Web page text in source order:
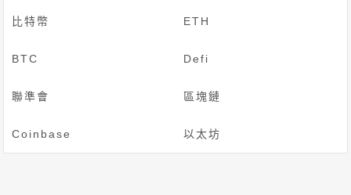
比特幣 ETH
BTC Defi
聯準會 區塊鏈
Coinbase 以太坊